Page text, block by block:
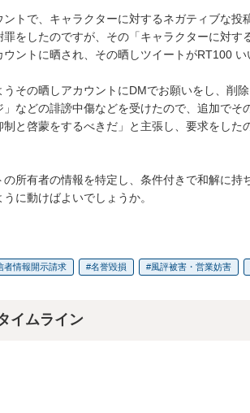
トで、キャラクターに対するネガティブな投
をしたのですが、その「キャラクターに対す
ントに晒され、その晒しツイートがRT100
その晒しアカウントにDMでお願いをし、削除
などの誹謗中傷などを受けたので、追加でそ
制と啓蒙をするべきだ」と主張し、要求をした
所有者の情報を特定し、条件付きで和解に持
に動けばよいでしょうか。
者情報開示請求 名誉毀損 風評被害・営業妨害
イムライン